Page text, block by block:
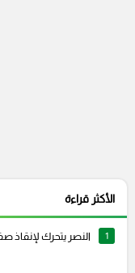
الأكثر قراءة
1 النصر يتحرك لإنقاذ